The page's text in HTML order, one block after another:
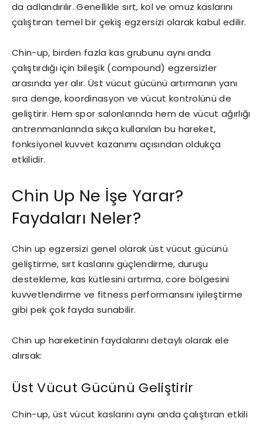
da adlandırılır. Genellikle sırt, kol ve omuz kaslarını
çalıştıran temel bir çekiş egzersizi olarak kabul edilir.
Chin-up, birden fazla kas grubunu aynı anda
çalıştırdığı için bileşik (compound) egzersizler
arasında yer alır. Üst vücut gücünü artırmanın yanı
sıra denge, koordinasyon ve vücut kontrolünü de
geliştirir. Hem spor salonlarında hem de vücut ağırlığı
antrenmanlarında sıkça kullanılan bu hareket,
fonksiyonel kuvvet kazanımı açısından oldukça
etkilidir.
Chin Up Ne İşe Yarar?
Faydaları Neler?
Chin up egzersizi genel olarak üst vücut gücünü
geliştirme, sırt kaslarını güçlendirme, duruşu
destekleme, kas kütlesini artırma, core bölgesini
kuvvetlendirme ve fitness performansını iyileştirme
gibi pek çok fayda sunabilir.
Chin up hareketinin faydalarını detaylı olarak ele
alırsak:
Üst Vücut Gücünü Geliştirir
Chin-up, üst vücut kaslarını aynı anda çalıştıran etkili